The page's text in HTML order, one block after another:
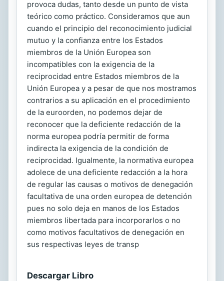
provoca dudas, tanto desde un punto de vista
teórico como práctico. Consideramos que aun
cuando el principio del reconocimiento judicial
mutuo y la confianza entre los Estados
miembros de la Unión Europea son
incompatibles con la exigencia de la
reciprocidad entre Estados miembros de la
Unión Europea y a pesar de que nos mostramos
contrarios a su aplicación en el procedimiento
de la euroorden, no podemos dejar de
reconocer que la deficiente redacción de la
norma europea podría permitir de forma
indirecta la exigencia de la condición de
reciprocidad. Igualmente, la normativa europea
adolece de una deficiente redacción a la hora
de regular las causas o motivos de denegación
facultativa de una orden europea de detención
pues no solo deja en manos de los Estados
miembros libertada para incorporarlos o no
como motivos facultativos de denegación en
sus respectivas leyes de transp
Descargar Libro